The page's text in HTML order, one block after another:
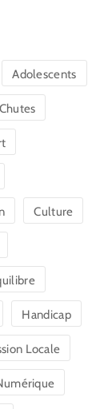
Adolescents
Chutes
Culture
Handicap
Locale